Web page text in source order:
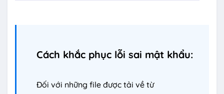
Cách khắc phục lỗi sai mật khẩu:
Đối với những file được tải về từ